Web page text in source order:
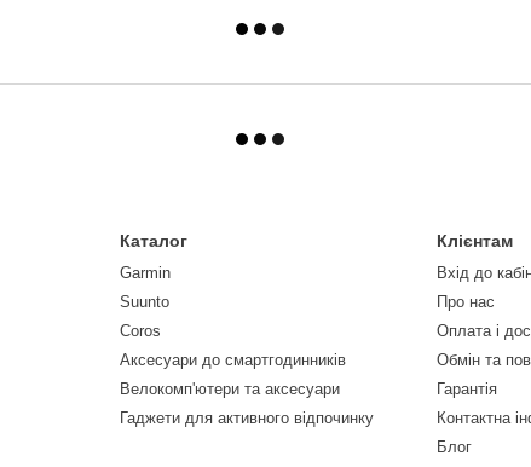
Каталог
Garmin
Suunto
Coros
Аксесуари до смартгодинників
Велокомп'ютери та аксесуари
Гаджети для активного відпочинку
Клієнтам
Вхід до
Про нас
Оплата і
Обмін та
Гарантія
Контактна
Блог